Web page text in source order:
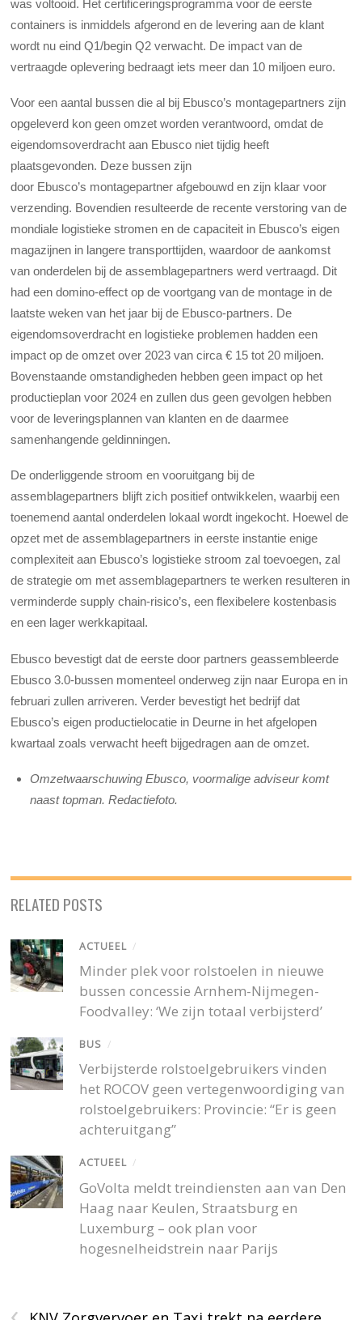
was voltooid. Het certificeringsprogramma voor de eerste
containers is inmiddels afgerond en de levering aan de klant
wordt nu eind Q1/begin Q2 verwacht. De impact van de
vertraagde oplevering bedraagt iets meer dan 10 miljoen euro.
Voor een aantal bussen die al bij Ebusco’s montagepartners zijn
opgeleverd kon geen omzet worden verantwoord, omdat de
eigendomsoverdracht aan Ebusco niet tijdig heeft
plaatsgevonden. Deze bussen zijn
door Ebusco’s montagepartner afgebouwd en zijn klaar voor
verzending. Bovendien resulteerde de recente verstoring van de
mondiale logistieke stromen en de capaciteit in Ebusco’s eigen
magazijnen in langere transporttijden, waardoor de aankomst
van onderdelen bij de assemblagepartners werd vertraagd. Dit
had een domino-effect op de voortgang van de montage in de
laatste weken van het jaar bij de Ebusco-partners. De
eigendomsoverdracht en logistieke problemen hadden een
impact op de omzet over 2023 van circa € 15 tot 20 miljoen.
Bovenstaande omstandigheden hebben geen impact op het
productieplan voor 2024 en zullen dus geen gevolgen hebben
voor de leveringsplannen van klanten en de daarmee
samenhangende geldinningen.
De onderliggende stroom en vooruitgang bij de
assemblagepartners blijft zich positief ontwikkelen, waarbij een
toenemend aantal onderdelen lokaal wordt ingekocht. Hoewel de
opzet met de assemblagepartners in eerste instantie enige
complexiteit aan Ebusco’s logistieke stroom zal toevoegen, zal
de strategie om met assemblagepartners te werken resulteren in
verminderde supply chain-risico’s, een flexibelere kostenbasis
en een lager werkkapitaal.
Ebusco bevestigt dat de eerste door partners geassembleerde
Ebusco 3.0-bussen momenteel onderweg zijn naar Europa en in
februari zullen arriveren. Verder bevestigt het bedrijf dat
Ebusco’s eigen productielocatie in Deurne in het afgelopen
kwartaal zoals verwacht heeft bijgedragen aan de omzet.
Omzetwaarschuwing Ebusco, voormalige adviseur komt
naast topman. Redactiefoto.
RELATED POSTS
ACTUEEL /
Minder plek voor rolstoelen in nieuwe
bussen concessie Arnhem-Nijmegen-
Foodvalley: ‘We zijn totaal verbijsterd’
BUS /
Verbijsterde rolstoelgebruikers vinden
het ROCOV geen vertegenwoordiging van
rolstoelgebruikers: Provincie: “Er is geen
achteruitgang”
ACTUEEL /
GoVolta meldt treindiensten aan van Den
Haag naar Keulen, Straatsburg en
Luxemburg – ook plan voor
hogesnelheidstrein naar Parijs